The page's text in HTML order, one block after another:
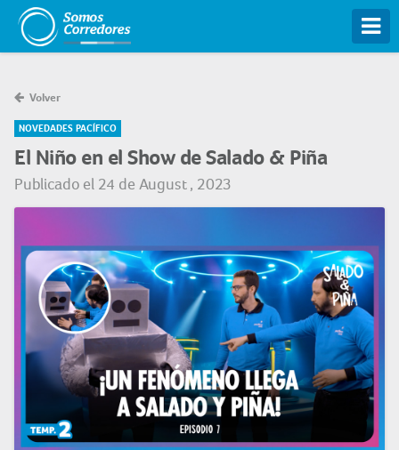
Volver
NOVEDADES PACÍFICO
El Niño en el Show de Salado & Piña
Publicado el 24 de August , 2023